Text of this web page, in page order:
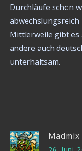
Durchläufe schon
Mittlerweile gibt es
andere auch
unterhaltsam.
Madmix